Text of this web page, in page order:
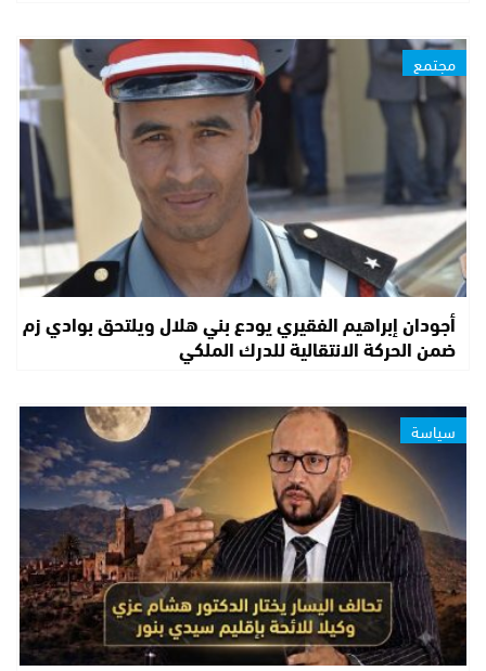
مجتمع
أجودان إبراهيم الفقيري يودع بني هلال ويلتحق بوادي زم
ضمن الحركة الانتقالية للدرك الملكي
سياسة